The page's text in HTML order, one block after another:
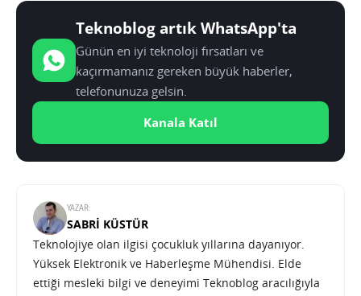
Teknoblog artık WhatsApp'ta
Günün en iyi teknoloji fırsatları ve
kaçırmamanız gereken büyük haberler,
telefonunuza gelsin.
Kanala Katıl
YAZAR:
SABRI KÜSTÜR
Teknolojiye olan ilgisi çocukluk yıllarına dayanıyor.
Yüksek Elektronik ve Haberleşme Mühendisi. Elde
ettiği mesleki bilgi ve deneyimi Teknoblog aracılığıyla